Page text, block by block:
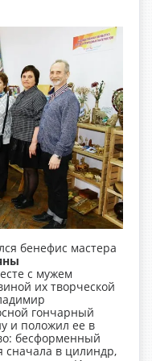
бенефис мастера
с мужем
их творческой
гончарный
и положил ее в
бесформенный
сначала в цилиндр,